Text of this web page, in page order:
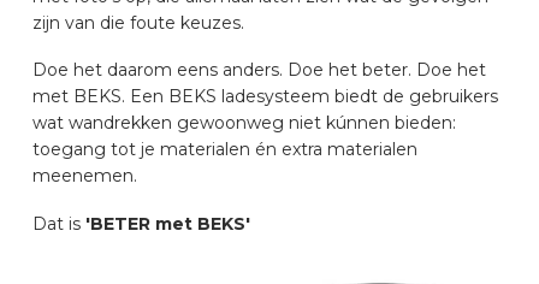
zijn van die foute keuzes.
Doe het daarom eens anders. Doe het beter. Doe het
met BEKS. Een BEKS ladesysteem biedt de gebruikers
wat wandrekken gewoonweg niet kúnnen bieden:
toegang tot je materialen én extra materialen
meenemen.
Dat is 'BETER met BEKS'